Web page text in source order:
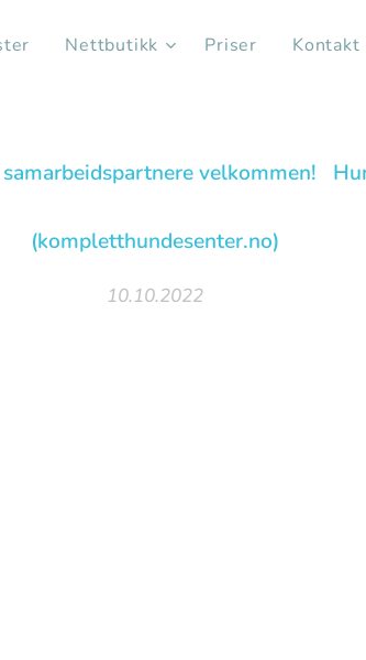
Nettbutikk Priser Kontakt
velkommen!
(kompletthundesenter.no)
10.10.2022